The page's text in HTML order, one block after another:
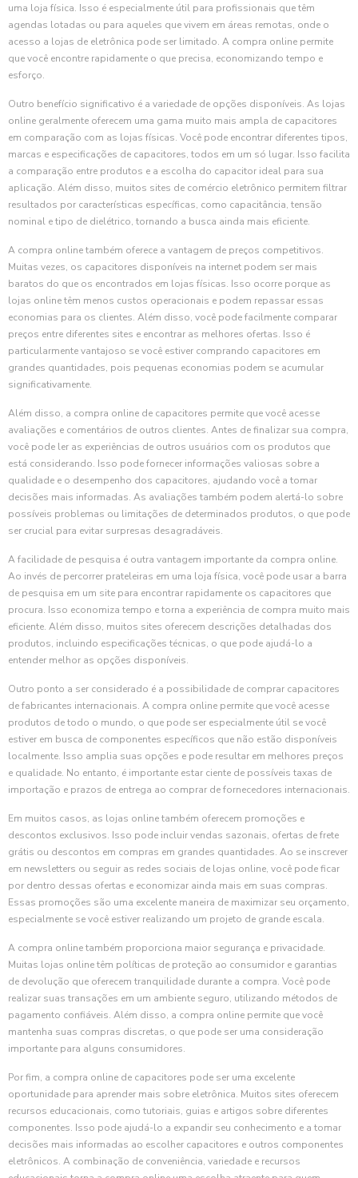
uma loja física. Isso é especialmente útil para profissionais que têm
agendas lotadas ou para aqueles que vivem em áreas remotas, onde o
acesso a lojas de eletrônica pode ser limitado. A compra online permite
que você encontre rapidamente o que precisa, economizando tempo e
esforço.
Outro benefício significativo é a variedade de opções disponíveis. As lojas
online geralmente oferecem uma gama muito mais ampla de capacitores
em comparação com as lojas físicas. Você pode encontrar diferentes tipos,
marcas e especificações de capacitores, todos em um só lugar. Isso facilita
a comparação entre produtos e a escolha do capacitor ideal para sua
aplicação. Além disso, muitos sites de comércio eletrônico permitem filtrar
resultados por características específicas, como capacitância, tensão
nominal e tipo de dielétrico, tornando a busca ainda mais eficiente.
A compra online também oferece a vantagem de preços competitivos.
Muitas vezes, os capacitores disponíveis na internet podem ser mais
baratos do que os encontrados em lojas físicas. Isso ocorre porque as
lojas online têm menos custos operacionais e podem repassar essas
economias para os clientes. Além disso, você pode facilmente comparar
preços entre diferentes sites e encontrar as melhores ofertas. Isso é
particularmente vantajoso se você estiver comprando capacitores em
grandes quantidades, pois pequenas economias podem se acumular
significativamente.
Além disso, a compra online de capacitores permite que você acesse
avaliações e comentários de outros clientes. Antes de finalizar sua compra,
você pode ler as experiências de outros usuários com os produtos que
está considerando. Isso pode fornecer informações valiosas sobre a
qualidade e o desempenho dos capacitores, ajudando você a tomar
decisões mais informadas. As avaliações também podem alertá-lo sobre
possíveis problemas ou limitações de determinados produtos, o que pode
ser crucial para evitar surpresas desagradáveis.
A facilidade de pesquisa é outra vantagem importante da compra online.
Ao invés de percorrer prateleiras em uma loja física, você pode usar a barra
de pesquisa em um site para encontrar rapidamente os capacitores que
procura. Isso economiza tempo e torna a experiência de compra muito mais
eficiente. Além disso, muitos sites oferecem descrições detalhadas dos
produtos, incluindo especificações técnicas, o que pode ajudá-lo a
entender melhor as opções disponíveis.
Outro ponto a ser considerado é a possibilidade de comprar capacitores
de fabricantes internacionais. A compra online permite que você acesse
produtos de todo o mundo, o que pode ser especialmente útil se você
estiver em busca de componentes específicos que não estão disponíveis
localmente. Isso amplia suas opções e pode resultar em melhores preços
e qualidade. No entanto, é importante estar ciente de possíveis taxas de
importação e prazos de entrega ao comprar de fornecedores internacionais.
Em muitos casos, as lojas online também oferecem promoções e
descontos exclusivos. Isso pode incluir vendas sazonais, ofertas de frete
grátis ou descontos em compras em grandes quantidades. Ao se inscrever
em newsletters ou seguir as redes sociais de lojas online, você pode ficar
por dentro dessas ofertas e economizar ainda mais em suas compras.
Essas promoções são uma excelente maneira de maximizar seu orçamento,
especialmente se você estiver realizando um projeto de grande escala.
A compra online também proporciona maior segurança e privacidade.
Muitas lojas online têm políticas de proteção ao consumidor e garantias
de devolução que oferecem tranquilidade durante a compra. Você pode
realizar suas transações em um ambiente seguro, utilizando métodos de
pagamento confiáveis. Além disso, a compra online permite que você
mantenha suas compras discretas, o que pode ser uma consideração
importante para alguns consumidores.
Por fim, a compra online de capacitores pode ser uma excelente
oportunidade para aprender mais sobre eletrônica. Muitos sites oferecem
recursos educacionais, como tutoriais, guias e artigos sobre diferentes
componentes. Isso pode ajudá-lo a expandir seu conhecimento e a tomar
decisões mais informadas ao escolher capacitores e outros componentes
eletrônicos. A combinação de conveniência, variedade e recursos